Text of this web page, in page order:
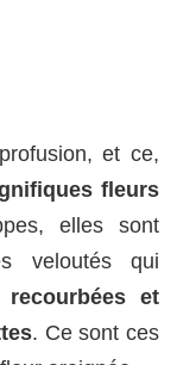
et ce,
fleurs
elles sont
veloutés qui
recourbées et
. Ce sont ces